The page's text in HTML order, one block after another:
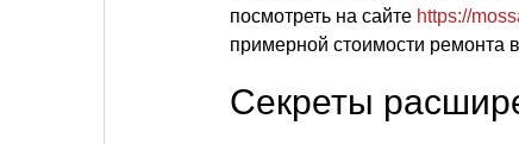
посмотреть на сайте https://
примерной стоимости ремонта
Секреты